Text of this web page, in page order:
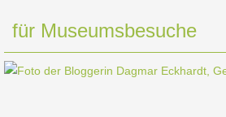
für Museumsbesuche